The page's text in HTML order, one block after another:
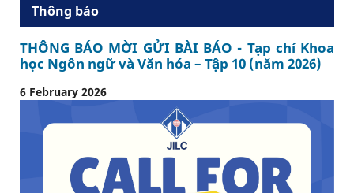
Thông báo
THÔNG BÁO MỜI GỬI BÀI BÁO - Tạp chí Khoa
học Ngôn ngữ và Văn hóa – Tập 10 (năm 2026)
6 February 2026